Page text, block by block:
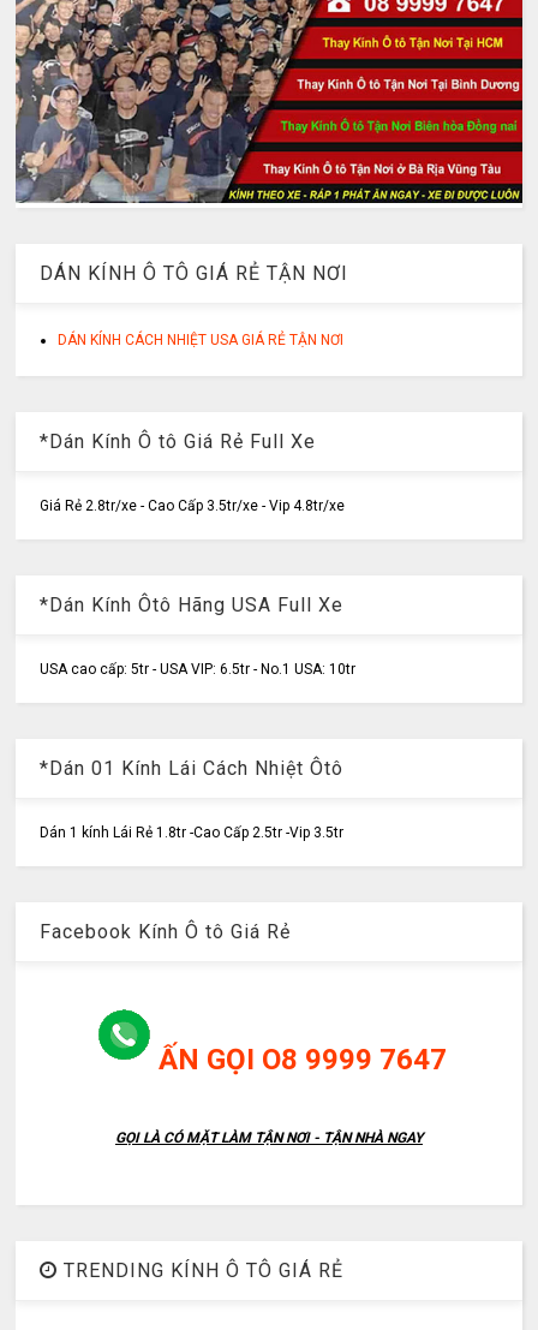
DÁN KÍNH Ô TÔ GIÁ RẺ TẬN NƠI
DÁN KÍNH CÁCH NHIỆT USA GIÁ RẺ TẬN NƠI
*Dán Kính Ô tô Giá Rẻ Full Xe
Giá Rẻ 2.8tr/xe - Cao Cấp 3.5tr/xe - Vip 4.8tr/xe
*Dán Kính Ôtô Hãng USA Full Xe
USA cao cấp: 5tr - USA VIP: 6.5tr - No.1 USA: 10tr
*Dán 01 Kính Lái Cách Nhiệt Ôtô
Dán 1 kính Lái Rẻ 1.8tr -Cao Cấp 2.5tr -Vip 3.5tr
Facebook Kính Ô tô Giá Rẻ
ẤN GỌI O8 9999 7647
GỌI LÀ CÓ MẶT LÀM TẬN NƠI - TẬN NHÀ NGAY
TRENDING KÍNH Ô TÔ GIÁ RẺ